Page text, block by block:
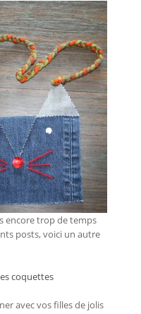
encore trop de temps
posts, voici un autre
coquettes
avec vos filles de jolis